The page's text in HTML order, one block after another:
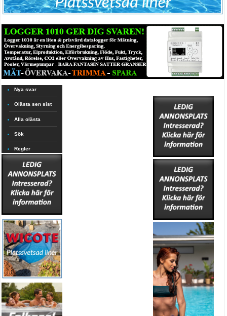
Nya svar
Olästa sen sist
Alla olästa
Sök
Regler